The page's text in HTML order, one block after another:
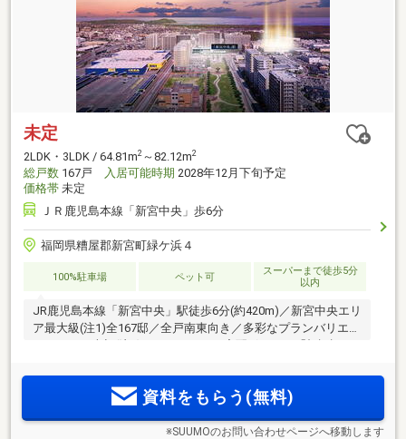
未定
2LDK・3LDK / 64.81m2 ～82.12m2
総戸数 167戸 入居可能時期 2028年12月下旬予定
価格帯 未定
ＪＲ鹿児島本線「新宮中央」歩6分
福岡県糟屋郡新宮町緑ケ浜４
100%駐車場 ペット可
スーパーまで徒歩5分
以内
JR鹿児島本線「新宮中央」駅徒歩6分(約420m)／新宮中央エリ
ア最大級(注1)全167邸／全戸南東向き／多彩なプランバリエー
「ZEH-M Oriented仕様(BELS取得予定)」
資料をもらう(無料)
※SUUMOのお問い合わせページへ移動します